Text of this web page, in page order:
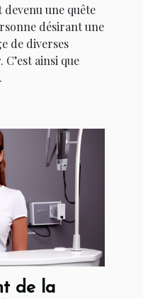
devenu une quête
désirant une
de diverses
ainsi que
de la